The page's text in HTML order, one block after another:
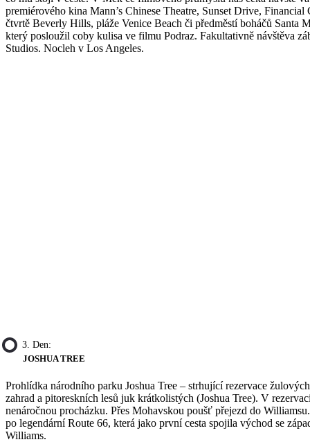
premiérového kina Mann’s Chinese Theatre, Sunset Drive, Financial
čtvrtě Beverly Hills, pláže Venice Beach či předměstí boháčů Santa
který posloužil coby kulisa ve filmu Podraz. Fakultativně návštěva
Studios. Nocleh v Los Angeles.
3. Den:
JOSHUA TREE
Prohlídka národního parku Joshua Tree – strhující rezervace
zahrad a pitoreskních lesů juk krátkolistých (Joshua Tree). V
nenáročnou procházku. Přes Mohavskou poušť přejezd do
po legendární Route 66, která jako první cesta spojila východ se
Williams.